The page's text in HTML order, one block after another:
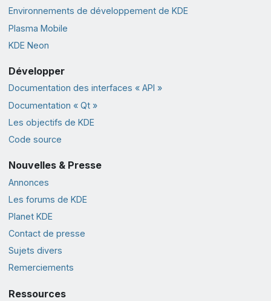
Environnements de développement de KDE
Plasma Mobile
KDE Neon
Développer
Documentation des interfaces « API »
Documentation « Qt »
Les objectifs de KDE
Code source
Nouvelles & Presse
Annonces
Les forums de KDE
Planet KDE
Contact de presse
Sujets divers
Remerciements
Ressources